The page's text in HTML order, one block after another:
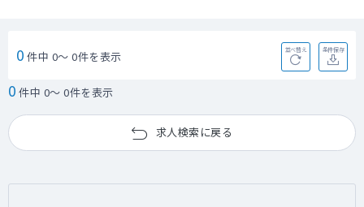
0 件中 0～ 0件を表示 並べ替え 条件保存
0 件中 0～ 0件を表示
求人検索に戻る